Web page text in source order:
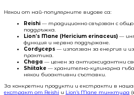
Някои от най-популярните видове са:
Reishi — традиционно свързван с
поддръжка.
Lion’s Mane (Hericium erinaceus) —
функция и нервно поддържане.
Cordyceps — използван за енергия и
практика.
Chaga — ценен за антиоксидантни
Shiitake — хранително-кулинарна
някои биоактивни съставки.
За конкретни продукти и екстракти в
екстракт от Reishi и Lion’s Mane тинктура